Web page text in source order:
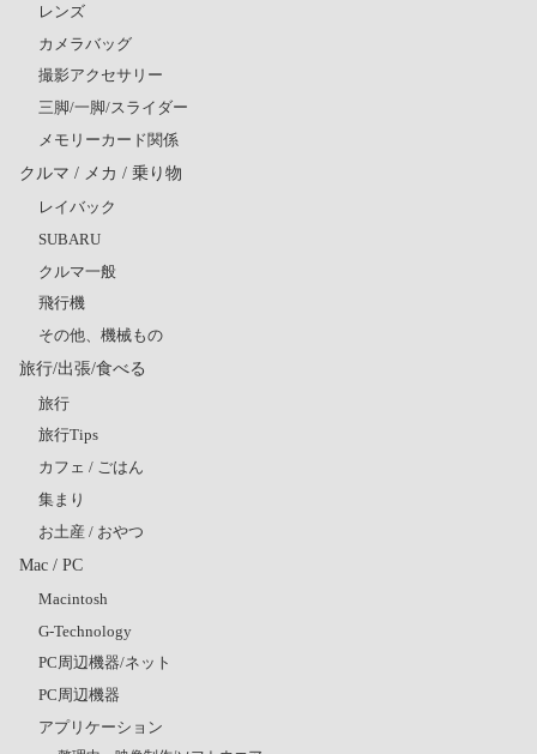
レンズ
カメラバッグ
撮影アクセサリー
三脚/一脚/スライダー
メモリーカード関係
クルマ / メカ / 乗り物
レイバック
SUBARU
クルマ一般
飛行機
その他、機械もの
旅行/出張/食べる
旅行
旅行Tips
カフェ / ごはん
集まり
お土産 / おやつ
Mac / PC
Macintosh
G-Technology
PC周辺機器/ネット
PC周辺機器
アプリケーション